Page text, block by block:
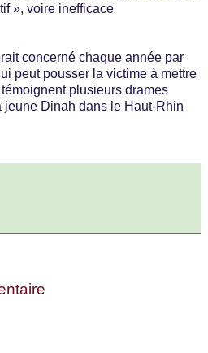
», voire inefficace
concerné chaque année par
peut pousser la victime à mettre
plusieurs drames
jeune Dinah dans le Haut-Rhin